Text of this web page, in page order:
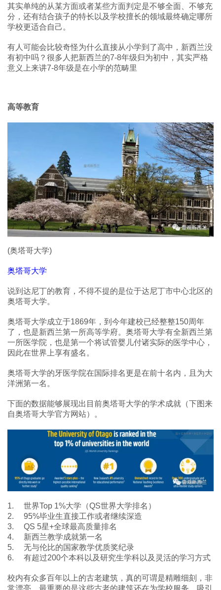
其实单纯的从某方面或者某些方面判定是不够全面、不够充
分，还有结合孩子的特长以及学校擅长的领域最终确定哪所
学校更适合自己。
有人可能会比较奇怪为什么直接从小学到了高中，新西兰没
有初中吗？很多人把新西兰的7-8年级归为初中，其实严格
意义上来讲7-8年级是在小学的范畴里
高等教育
(奥塔哥大学)
奥塔哥大学
说到达尼丁的教育，不得不提的是位于达尼丁市中心北区的
奥塔哥大学。
奥塔哥大学成立于1869年，到今年建校已经整整150周年
了，也是新西兰第一所高等学府。奥塔哥大学有全新西兰第
一所医学院，也是第一个将试管婴儿付诸实际的医学中心，
因此在世界上享有盛名。
奥塔哥大学的牙医学院在国际排名更是在前十名内，且为大
洋洲第一名。
下面的数据能够展现出目前奥塔哥大学的学术成就（下图来
自奥塔哥大学官方网站）。
1. 世界Top 1%大学（QS世界大学排名）
2. 95%毕业生直接工作或者继续深造
3. QS 5星+全球最高质量排名
4. 新西兰教学成就第一名
5. 无与伦比的国家教学优质奖纪录
6. 有超过200个本科以及研究生学科以及灵活的学习方式
校内有众多百年以上的古老建筑，真的可谓是精雕细刻，非